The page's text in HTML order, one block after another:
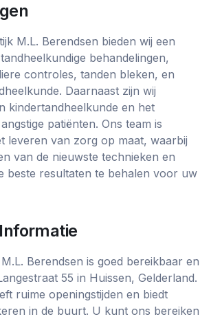
M.L. Berendsen bieden wij een
behandelingen,
controles, tanden bleken, en
Daarnaast zijn wij
kindertandheelkunde en het
patiënten. Ons team is
leveren van zorg op maat, waarbij
van de nieuwste technieken en
beste resultaten te behalen voor uw
Berendsen is goed bereikbaar en
55 in Huissen, Gelderland.
ruime openingstijden en biedt
in de buurt. U kunt ons bereiken